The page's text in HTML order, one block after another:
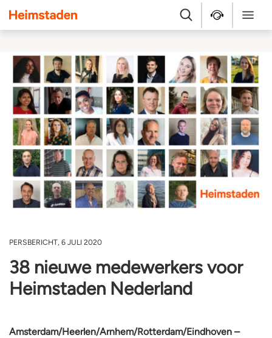
Heimstaden
Zoek Service &Menu
PERSBERICHT, 6 JULI 2020
38 nieuwe medewerkers voor
Heimstaden Nederland
Amsterdam/Heerlen/Arnhem/Rotterdam/Eindhoven –